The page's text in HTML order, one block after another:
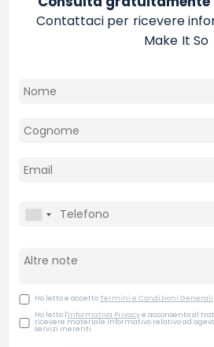
Contattaci per ricevere
Make It So
Ho letto e accettoTermini e Condizioni Generali
Ho letto l'Informativa Privacye acconsento al
ricevere materiale informativo relativo ad
servizi inerenti